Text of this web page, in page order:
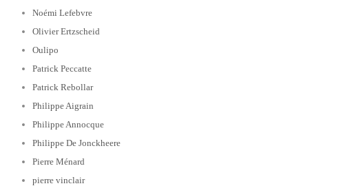
Noémi Lefebvre
Olivier Ertzscheid
Oulipo
Patrick Peccatte
Patrick Rebollar
Philippe Aigrain
Philippe Annocque
Philippe De Jonckheere
Pierre Ménard
pierre vinclair